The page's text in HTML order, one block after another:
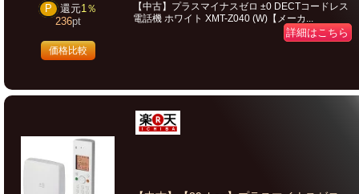
P 還元1％
236pt
価格比較
【中古】プラスマイナスゼロ ±0 DECTコードレス
電話機 ホワイト XMT-Z040 (W)【メーカ...
詳細はこちら